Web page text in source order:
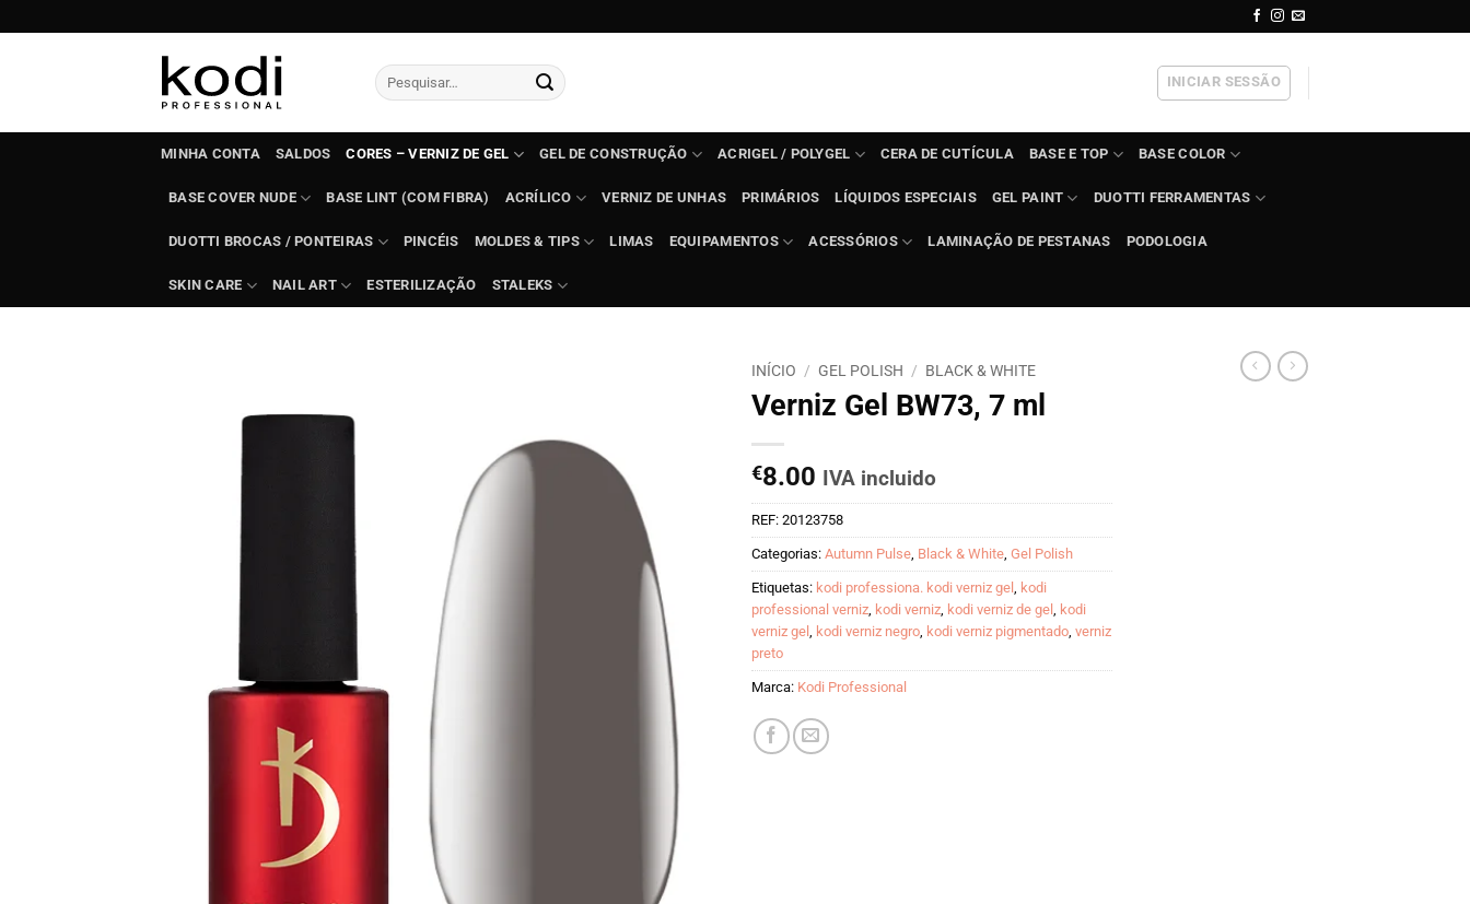
to
Pesquisar
por:
INICIAR SESSÃO
MINHA CONTA SALDOS CORES – VERNIZ DE GEL GEL DE CONSTRUÇÃO ACRIGEL / POLYGEL CERA DE CUTÍCULA BASE E TOP BASE COLOR
BASE COVER NUDE BASE LINT (COM FIBRA) ACRÍLICO VERNIZ DE UNHAS PRIMÁRIOS LÍQUIDOS ESPECIAIS GEL PAINT DUOTTI FERRAMENTAS
DUOTTI BROCAS / PONTEIRAS PINCÉIS MOLDES & TIPS LIMAS EQUIPAMENTOS ACESSÓRIOS LAMINAÇÃO DE PESTANAS PODOLOGIA
SKIN CARE NAIL ART ESTERILIZAÇÃO STALEKS
INÍCIO / GEL POLISH / BLACK & WHITE
Verniz Gel BW73, 7 ml
€8.00 IVA incluido
REF: 20123758
Categorias: Autumn Pulse Black & White Gel Polish
Etiquetas: kodi professiona. kodi verniz gel
kodi
professional verniz kodi verniz kodi verniz de gel
kodi
verniz gel
kodi verniz negro kodi verniz pigmentado verniz
preto
Marca: Kodi Professional